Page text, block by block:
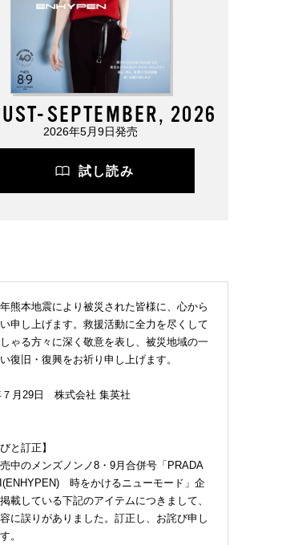
SEPTEMBER, 2026
2026年5月9日発売
試し読み
熊本地震により被災された皆様に、心から
申し上げます。救援活動に全力を尽くして
ゃる方々に深く敬意を表し、被災地域の一
復旧・復興をお祈り申し上げます。
７月29日 株式会社 集英社
と訂正】
中のメンズノンノ8・9月合併号「PRADA
時をかけるニューモード」企
載している下記のアイテムにつきまして、
に誤りがありました。訂正し、お詫び申し
。